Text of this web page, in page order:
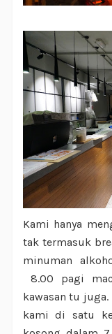
Kami hanya
tak termasuk
minuman
8.00 pagi
kawasan tu
kami di satu